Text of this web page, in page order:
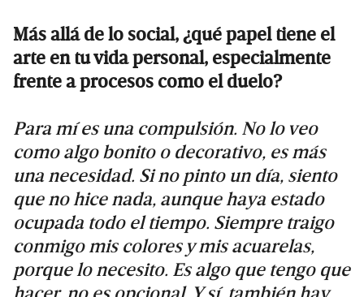
Más allá de lo social, ¿qué papel tiene el
arte en tu vida personal, especialmente
frente a procesos como el duelo?
Para mí es una compulsión. No lo veo
como algo bonito o decorativo, es más
una necesidad. Si no pinto un día, siento
que no hice nada, aunque haya estado
ocupada todo el tiempo. Siempre traigo
conmigo mis colores y mis acuarelas,
porque lo necesito. Es algo que tengo que